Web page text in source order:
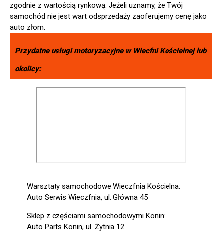
zgodnie z wartością rynkową. Jeżeli uznamy, że Twój
samochód nie jest wart odsprzedaży zaoferujemy cenę jako
auto złom.
Przydatne usługi motoryzacyjne w Wiecfni Kościelnejlub
okolicy:
Warsztaty samochodowe Wieczfnia Kościelna:
Auto Serwis Wieczfnia, ul. Główna 45
Sklep z częściami samochodowymi Konin:
Auto Parts Konin, ul. Żytnia 12